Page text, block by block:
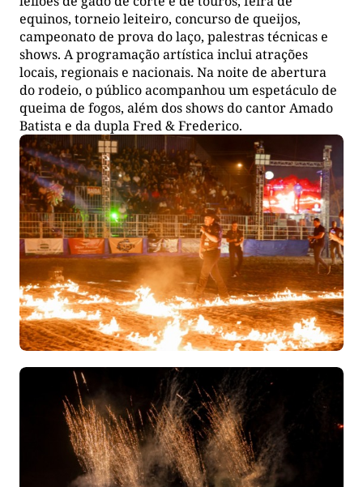
equinos, torneio leiteiro, concurso de queijos,
campeonato de prova do laço, palestras técnicas e
shows. A programação artística inclui atrações
locais, regionais e nacionais. Na noite de abertura
do rodeio, o público acompanhou um espetáculo de
queima de fogos, além dos shows do cantor Amado
Batista e da dupla Fred & Frederico.